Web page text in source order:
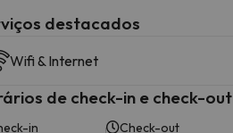
destacados
Wifi & Internet
de check-in e check-out
in Check-out